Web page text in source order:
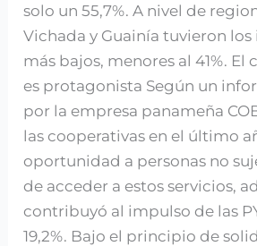
solo un 55,7%. A nivel de
Vichada y Guainía tuvieron
más bajos, menores al 41%.
es protagonista Según un
por la empresa panameña
las cooperativas en el último
oportunidad a personas no
de acceder a estos servicios,
contribuyó al impulso de las
19,2%. Bajo el principio de